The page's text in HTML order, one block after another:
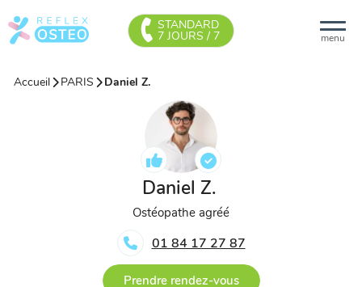
menu
STANDARD
7 JOURS / 7
Accueil PARIS Daniel Z.
Daniel Z.
Ostéopathe agréé
01 84 17 27 87
Prendre rendez-vous